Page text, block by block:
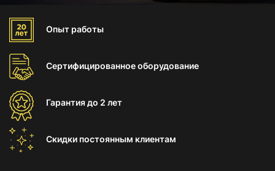
Опыт работы
Сертифицированноеоборудование
Гарантиядо 2 лет
Скидки постоянным клиентам